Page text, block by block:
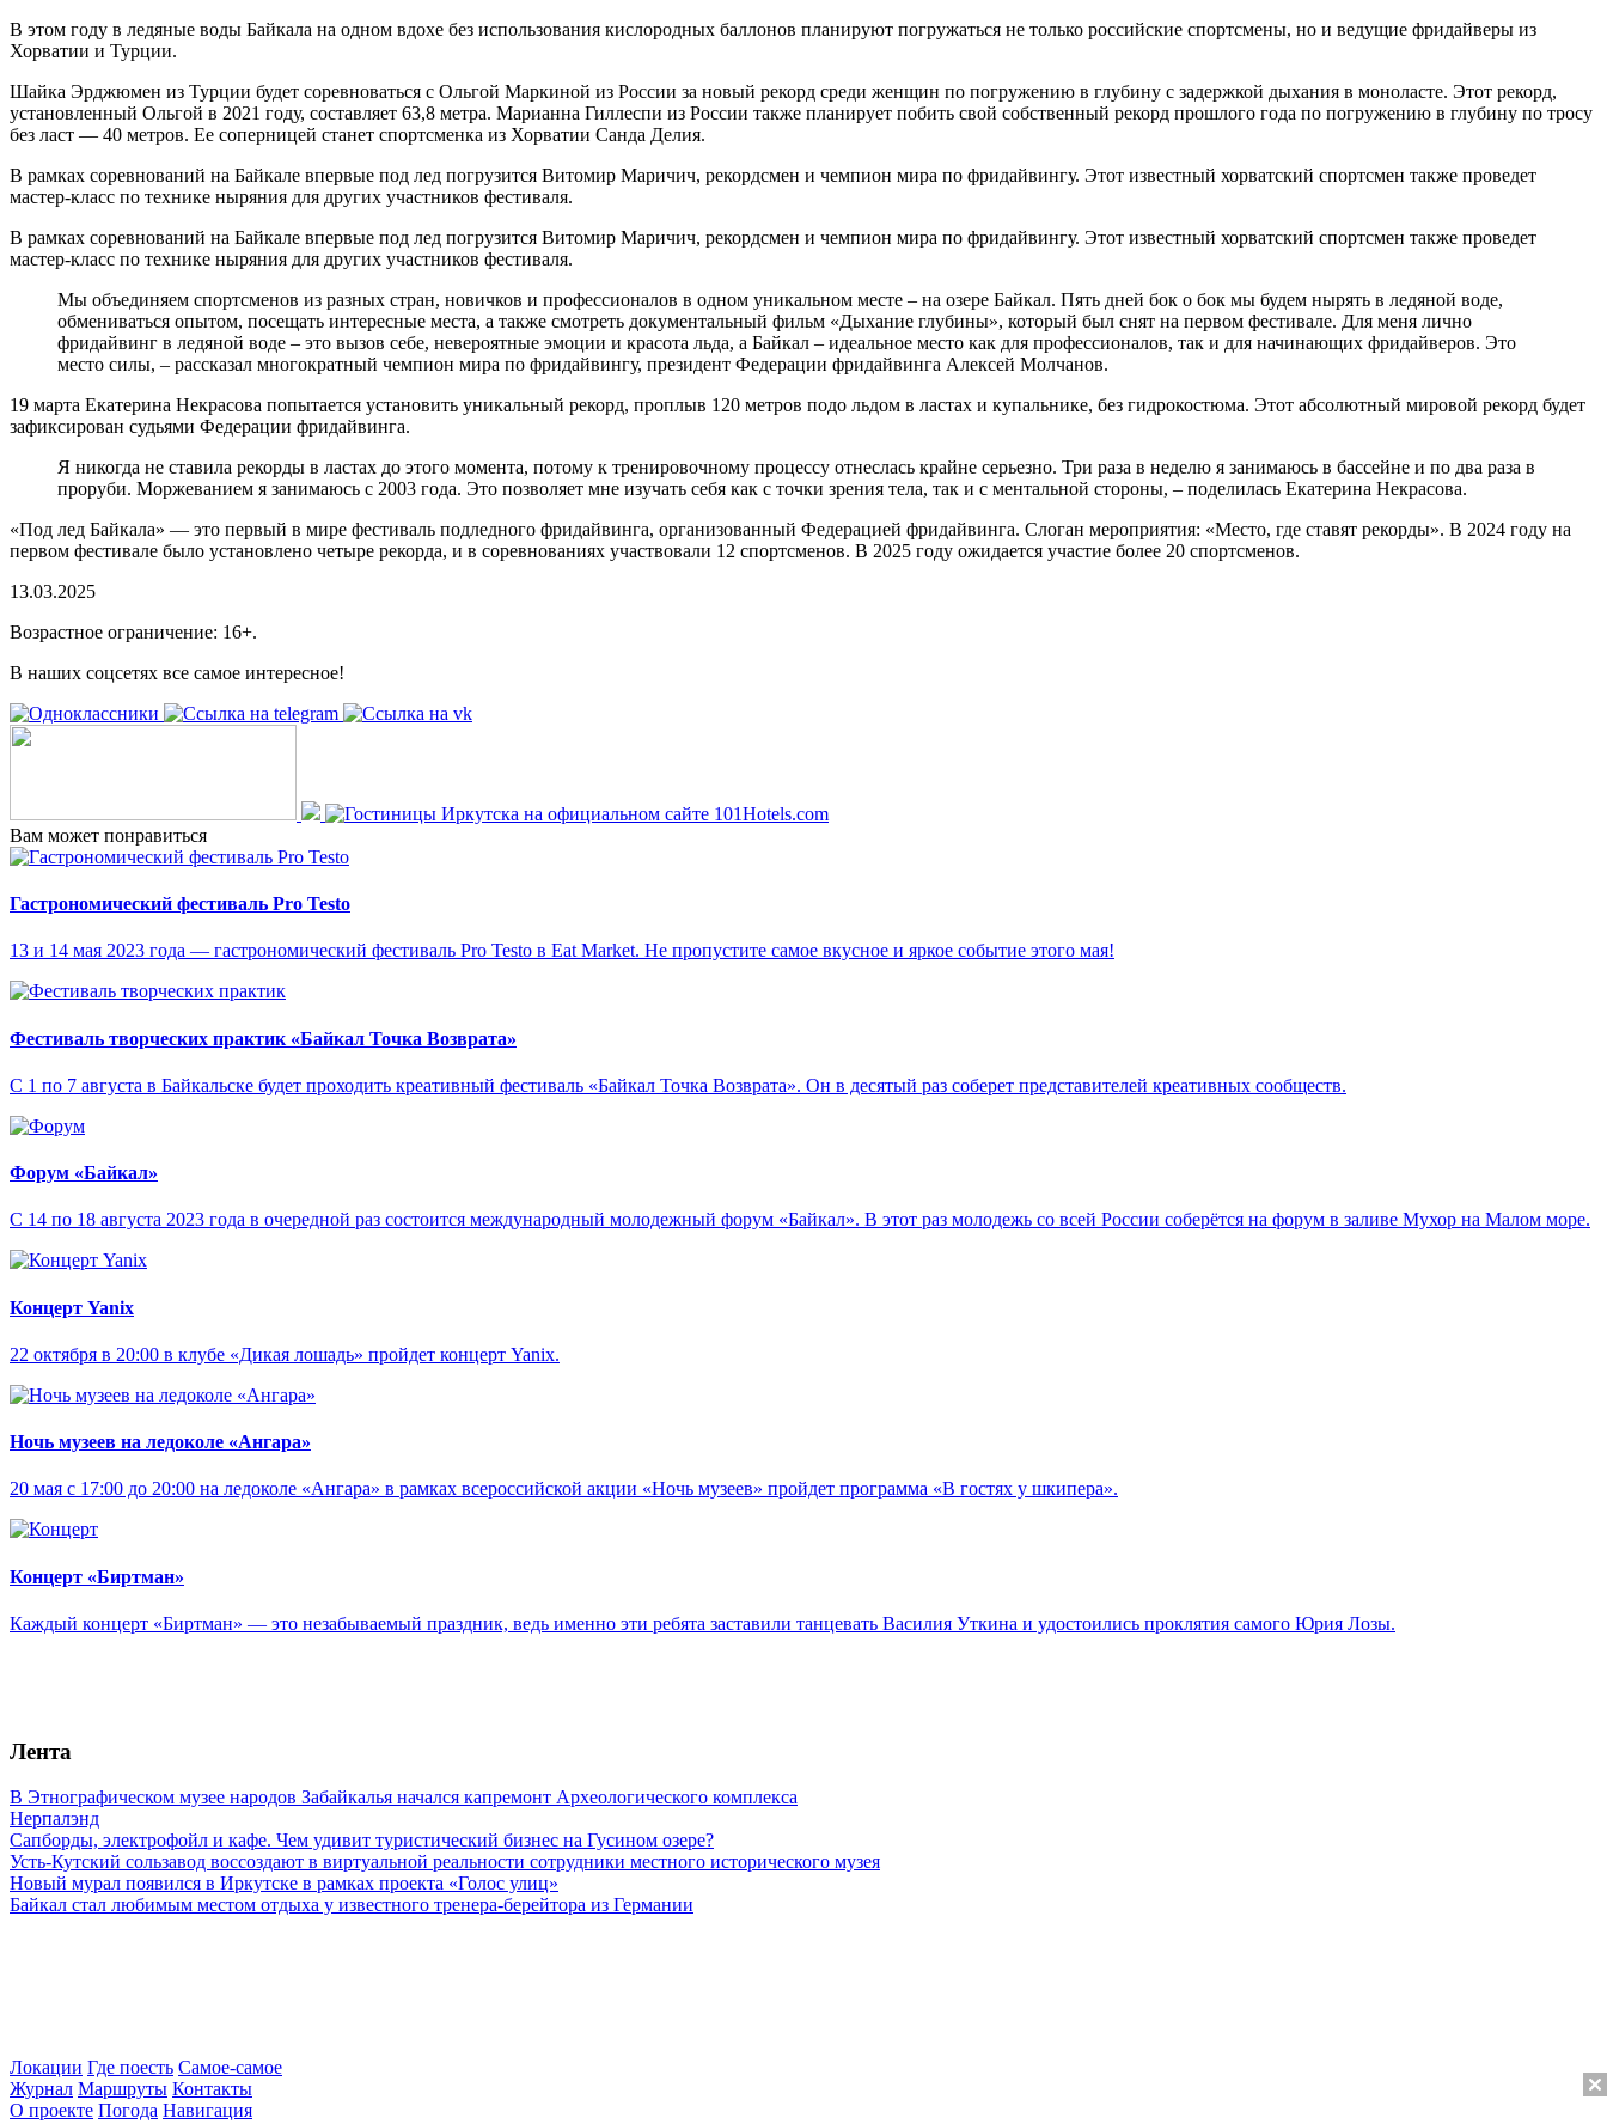
В этом году в ледяные воды Байкала на одном вдохе без использования кислородных баллонов планируют погружаться не только российские спортсмены, но и ведущие фридайверы из
Хорватии и Турции.
Шайка Эрджюмен из Турции будет соревноваться с Ольгой Маркиной из России за новый рекорд среди женщин по погружению в глубину с задержкой дыхания в моноласте. Этот рекорд,
установленный Ольгой в 2021 году, составляет 63,8 метра. Марианна Гиллеспи из России также планирует побить свой собственный рекорд прошлого года по погружению в глубину по тросу
без ласт — 40 метров. Ее соперницей станет спортсменка из Хорватии Санда Делия.
В рамках соревнований на Байкале впервые под лед погрузится Витомир Маричич, рекордсмен и чемпион мира по фридайвингу. Этот известный хорватский спортсмен также проведет
мастер-класс по технике ныряния для других участников фестиваля.
В рамках соревнований на Байкале впервые под лед погрузится Витомир Маричич, рекордсмен и чемпион мира по фридайвингу. Этот известный хорватский спортсмен также проведет
мастер-класс по технике ныряния для других участников фестиваля.
Мы объединяем спортсменов из разных стран, новичков и профессионалов в одном уникальном месте – на озере Байкал. Пять дней бок о бок мы будем нырять в ледяной воде,
обмениваться опытом, посещать интересные места, а также смотреть документальный фильм «Дыхание глубины», который был снят на первом фестивале. Для меня лично
фридайвинг в ледяной воде – это вызов себе, невероятные эмоции и красота льда, а Байкал – идеальное место как для профессионалов, так и для начинающих фридайверов. Это
место силы, – рассказал многократный чемпион мира по фридайвингу, президент Федерации фридайвинга Алексей Молчанов.
19 марта Екатерина Некрасова попытается установить уникальный рекорд, проплыв 120 метров подо льдом в ластах и купальнике, без гидрокостюма. Этот абсолютный мировой рекорд будет
зафиксирован судьями Федерации фридайвинга.
Я никогда не ставила рекорды в ластах до этого момента, потому к тренировочному процессу отнеслась крайне серьезно. Три раза в неделю я занимаюсь в бассейне и по два раза в
проруби. Моржеванием я занимаюсь с 2003 года. Это позволяет мне изучать себя как с точки зрения тела, так и с ментальной стороны, – поделилась Екатерина Некрасова.
«Под лед Байкала» — это первый в мире фестиваль подледного фридайвинга, организованный Федерацией фридайвинга. Слоган мероприятия: «Место, где ставят рекорды». В 2024 году на
первом фестивале было установлено четыре рекорда, и в соревнованиях участвовали 12 спортсменов. В 2025 году ожидается участие более 20 спортсменов.
13.03.2025
Возрастное ограничение: 16+.
В наших соцсетях все самое интересное!
Вам может понравиться
Гастрономический фестиваль Pro Testo
13 и 14 мая 2023 года — гастрономический фестиваль Pro Testo в Eat Market. Не пропустите самое вкусное и яркое событие этого мая!
Фестиваль творческих практик «Байкал Точка Возврата»
С 1 по 7 августа в Байкальске будет проходить креативный фестиваль «Байкал Точка Возврата». Он в десятый раз соберет представителей креативных сообществ.
Форум «Байкал»
С 14 по 18 августа 2023 года в очередной раз состоится международный молодежный форум «Байкал». В этот раз молодежь со всей России соберётся на форум в заливе Мухор на Малом море.
Концерт Yanix
22 октября в 20:00 в клубе «Дикая лошадь» пройдет концерт Yanix.
Ночь музеев на ледоколе «Ангара»
20 мая с 17:00 до 20:00 на ледоколе «Ангара» в рамках всероссийской акции «Ночь музеев» пройдет программа «В гостях у шкипера».
Концерт «Биртман»
Каждый концерт «Биртман» — это незабываемый праздник, ведь именно эти ребята заставили танцевать Василия Уткина и удостоились проклятия самого Юрия Лозы.
Лента
В Этнографическом музее народов Забайкалья начался капремонт Археологического комплекса
Нерпалэнд
Сапборды, электрофойл и кафе. Чем удивит туристический бизнес на Гусином озере?
Усть-Кутский сользавод воссоздают в виртуальной реальности сотрудники местного исторического музея
Новый мурал появился в Иркутске в рамках проекта «Голос улиц»
Байкал стал любимым местом отдыха у известного тренера-берейтора из Германии
Локации Где поесть Самое-самое
Журнал Маршруты Контакты
О проекте Погода Навигация